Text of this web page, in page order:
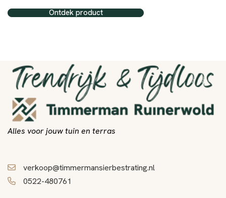
Ontdek product
Alles voor jouw tuin en terras
verkoop@timmermansierbestrating.nl
0522-480761